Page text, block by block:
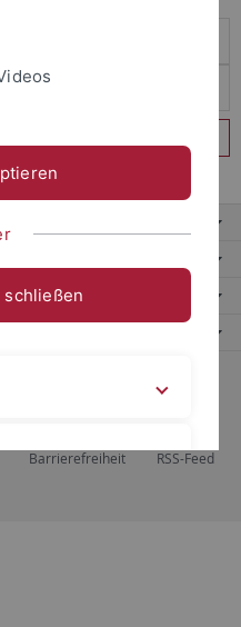
Tübingen
Barrierefreiheit RSS-Feed
schließen